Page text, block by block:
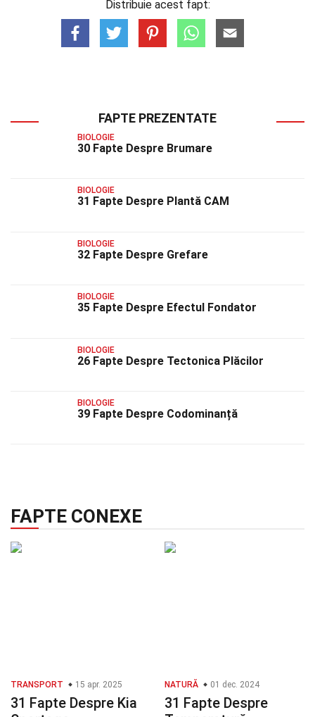
Distribuie acest fapt:
FAPTE PREZENTATE
BIOLOGIE
30 Fapte Despre Brumare
BIOLOGIE
31 Fapte Despre Plantă CAM
BIOLOGIE
32 Fapte Despre Grefare
BIOLOGIE
35 Fapte Despre Efectul Fondator
BIOLOGIE
26 Fapte Despre Tectonica Plăcilor
BIOLOGIE
39 Fapte Despre Codominanță
FAPTE CONEXE
TRANSPORT 15 apr. 2025
31 Fapte Despre Kia
NATURĂ 01 dec. 2024
31 Fapte Despre